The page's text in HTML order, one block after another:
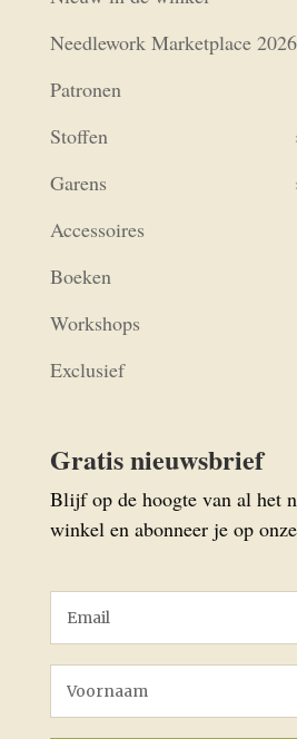
Needlework Marketplace 2026
Patronen
Stoffen
Garens
Accessoires
Boeken
Workshops
Exclusief
Gratis nieuwsbrief
Blijf op de hoogte van al het
winkel en abonneer je op